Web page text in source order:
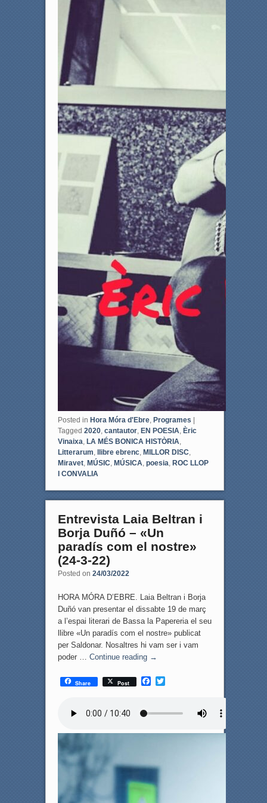
Posted in Hora Móra d'Ebre, Programes |
Tagged 2020, cantautor, EN POESIA Èric
Vinaixa LA MÉS BONICA HISTÒRIA
Litterarum llibre ebrenc, MILLOR DISC
Miravet, MÚSIC MÚSICA poesia ROC LLOP
I CONVALIA
Entrevista Laia Beltran i
Borja Duñó – «Un
paradís com el nostre»
(24-3-22)
Posted on 24/03/2022
HORA MÓRA D’EBRE. Laia Beltran i Borja
Duñó van presentar el dissabte 19 de març
a l’espai literari de Bassa la Papereria el seu
llibre «Un paradís com el nostre» publicat
per Saldonar. Nosaltres hi vam ser i vam
poder … Continue reading →
Share Post
F
T